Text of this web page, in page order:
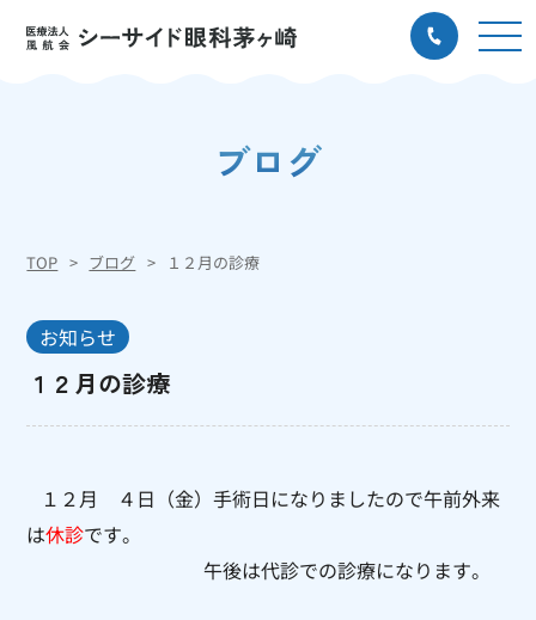
ブログ
TOP ブログ １２月の診療
お知らせ
１２月の診療
１２月 ４日（金）手術日になりましたので午前外来
は休診です。
午後は代診での診療になります。